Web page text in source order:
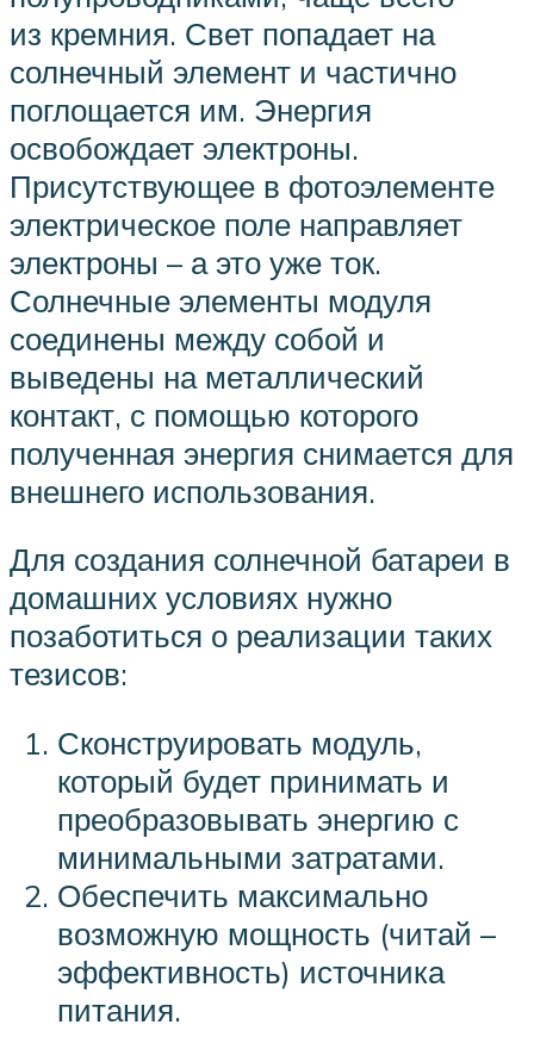
из кремния. Свет попадает на
солнечный элемент и частично
поглощается им. Энергия
освобождает электроны.
Присутствующее в фотоэлементе
электрическое поле направляет
электроны – а это уже ток.
Солнечные элементы модуля
соединены между собой и
выведены на металлический
контакт, с помощью которого
полученная энергия снимается для
внешнего использования.
Для создания солнечной батареи в
домашних условиях нужно
позаботиться о реализации таких
тезисов:
Сконструировать модуль,
который будет принимать и
преобразовывать энергию с
минимальными затратами.
Обеспечить максимально
возможную мощность (читай –
эффективность) источника
питания.